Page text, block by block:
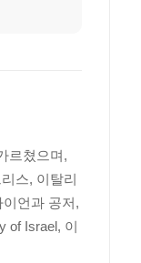
르쳤으며,
스, 이탈리
언과 공저,
of Israel, 이